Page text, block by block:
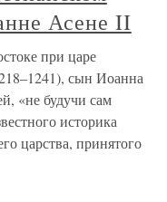
Асене II
при царе
сын Иоанна
«не будучи сам
историка
царства, принятого